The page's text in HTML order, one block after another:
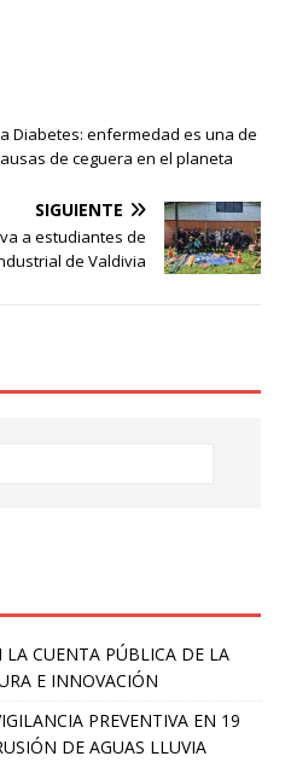
Diabetes: enfermedad es una de
de ceguera en el planeta
SIGUIENTE
a estudiantes de
de Valdivia
LA CUENTA PÚBLICA DE LA
E INNOVACIÓN
PREVENTIVA EN 19
DE AGUAS LLUVIA